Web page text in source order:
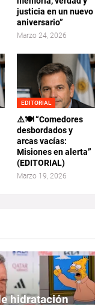
justicia en un nuevo
aniversario”
Marzo 24, 2026
EDITORIAL
⚠️🍽️ “Comedores
desbordados y
arcas vacías:
Misiones en alerta”
(EDITORIAL)
Marzo 19, 2026
hidratación